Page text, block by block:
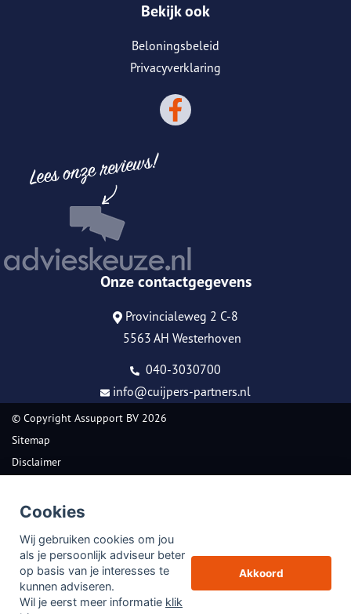
Cookies
Wij gebruiken cookies om jou
als je persoonlijk adviseur beter
op basis van je interesses te
kunnen adviseren.
Wil je eerst meer informatie klik
Akkoord
Bekijk ook
Beloningsbeleid
Privacyverklaring
Onze contactgegevens
Provincialeweg 2 C-8
5563 AH Westerhoven
040-3030700
info@cuijpers-partners.nl
© Copyright Assupport BV 2026
Sitemap
Disclaimer